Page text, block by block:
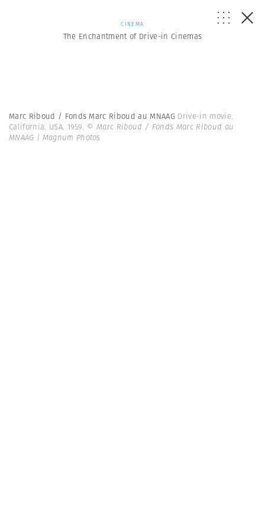
CINEMA
The Enchantment of Drive-in Cinemas
Marc Riboud / Fonds Marc Riboud au MNAAG Drive-in movie.
California. USA. 1959. © Marc Riboud / Fonds Marc Riboud au
MNAAG | Magnum Photos